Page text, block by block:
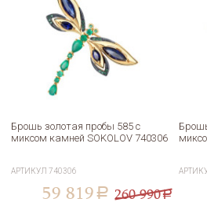
Брошь золотая пробы 585 с
миксом камней SOKOLOV 740306
АРТИКУЛ740306
59 819 a 260 990a